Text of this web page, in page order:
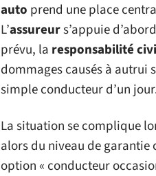
auto prend une place
L’assureurs’appuie
prévu, la responsabilité
dommages causés à autrui
simple conducteur d’un
La situation se complique
alors du niveau de garantie
option « conducteur